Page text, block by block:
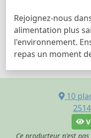
Rejoignez-nous
alimentation plus
l'environnement.
repas un moment
10
Ce producteur n'est